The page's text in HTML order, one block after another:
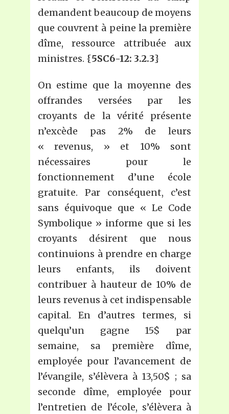
demandent beaucoup de moyens
que couvrent à peine la première
dîme, ressource attribuée aux
ministres. {5SC6-12: 3.2.3}
On estime que la moyenne des
offrandes versées par les
croyants de la vérité présente
n’excède pas 2% de leurs
« revenus, » et 10% sont
nécessaires pour le
fonctionnement d’une école
gratuite. Par conséquent, c’est
sans équivoque que « Le Code
Symbolique » informe que si les
croyants désirent que nous
continuions à prendre en charge
leurs enfants, ils doivent
contribuer à hauteur de 10% de
leurs revenus à cet indispensable
capital. En d’autres termes, si
quelqu’un gagne 15$ par
semaine, sa première dîme,
employée pour l’avancement de
l’évangile, s’élèvera à 13,50$ ; sa
seconde dîme, employée pour
l’entretien de l’école, s’élèvera à